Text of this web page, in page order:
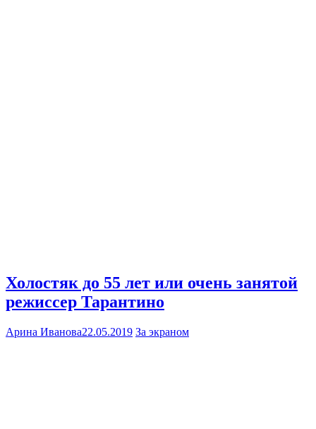
Холостяк до 55 лет или очень занятой
режиссер Тарантино
Арина Иванова22.05.2019 За экраном